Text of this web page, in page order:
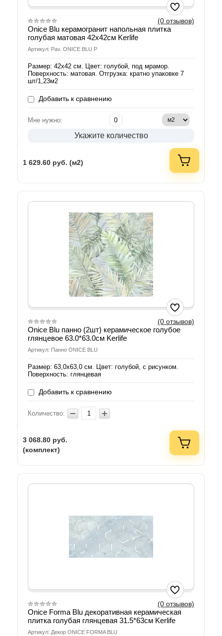
(0 отзывов)
Onice Blu керамогранит напольная плитка
голубая матовая 42x42см Kerlife
Артикул: Pav. ONICE BLU P
Размер: 42x42 см. Цвет: голубой, под мрамор.
Поверхность: матовая. Отгрузка: кратно упаковке 7
шт/1,23м2
Добавить к сравнению
Мне нужно:
Укажите количество
1 629.60 руб. (м2)
(0 отзывов)
Onice Blu панно (2шт) керамическое голубое
глянцевое 63.0*63.0см Kerlife
Артикул: Панно ONICE BLU
Размер: 63,0х63,0 см. Цвет: голубой, с рисунком.
Поверхность: глянцевая
Добавить к сравнению
Количество:
3 068.80 руб.
(комплект)
(0 отзывов)
Onice Forma Blu декоративная керамическая
плитка голубая глянцевая 31.5*63см Kerlife
Артикул: Декор ONICE FORMA BLU